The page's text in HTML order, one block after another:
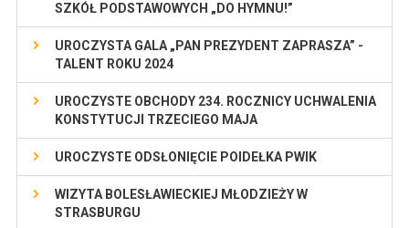
SZKÓŁ PODSTAWOWYCH „DO HYMNU!”
UROCZYSTA GALA „PAN PREZYDENT ZAPRASZA” -
TALENT ROKU 2024
UROCZYSTE OBCHODY 234. ROCZNICY UCHWALENIA
KONSTYTUCJI TRZECIEGO MAJA
UROCZYSTE ODSŁONIĘCIE POIDEŁKA PWIK
WIZYTA BOLESŁAWIECKIEJ MŁODZIEŻY W
STRASBURGU